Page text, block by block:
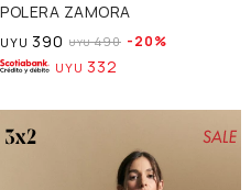
POLERA ZAMORA
UYU 390 UYU 490 20
UYU 332